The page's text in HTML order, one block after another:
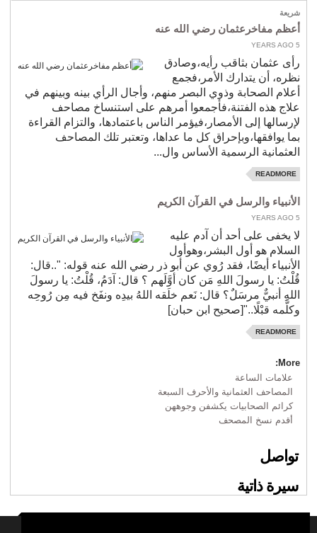
شريعة
أعظم مفاخرعثمان رضي الله عنه
5 YEARS AGO
رأى عثمان بثاقب رأيه،وصادق
نظره، أن يتدارك الأمر،فجمع
أعلام الصحابة وذوي البصر منهم، وأجال الرأي بينه وبينهم في
علاج هذه الفتنة،فأجمعوا أمرهم على استنساخ مصاحف
لإرسالها إلى الأمصار،فيؤمر الناس باعتمادها، والتزام القراءة
بما يوافقها،وبإحراق كل ما عداها، وتعتبر تلك المصاحف
العثمانية الرسمية الأساس وال...
READMORE
الأنبياء والرسل في القرآن الكريم
5 YEARS AGO
لا يخفى على أحد أن آدم عليه
السلام هو أول البشر،وهوأول
الأنبياء أيضًا، فقد رُوي عن أبو ذر رضي الله عنه قوله: "..قال:
قُلْتُ: يا رسولَ اللهِ مَن كان أوَّلَهم ؟ قال: آدَمُ، قُلْتُ: يا رسولَ
اللهِ أنبيٌّ مرسَلٌ؟ قال: نَعم خلَقه اللهُ بيدِه ونفَخ فيه مِن رُوحِه
وكلَّمه قبْلًا.."[صحيح ابن حبان]
READMORE
More:
علامات الساعة
المصاحف العثمانية والأحرف السبعة
كرائم الصحابيات يكشفن وجوههن
أقدم نسخ المصحف
تواصل
سيرة ذاتية